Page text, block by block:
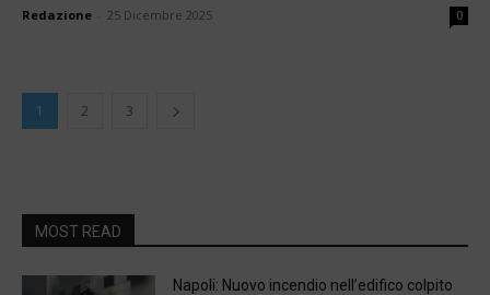
Redazione 25 Dicembre 2025 0
1 2 3
MOST READ
Napoli: Nuovo incendio nell’edifico colpito